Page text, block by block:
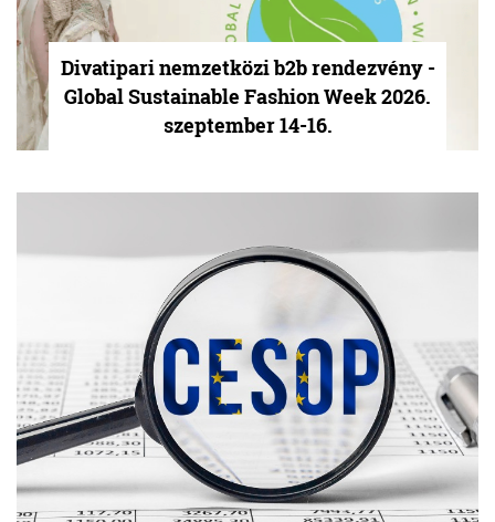
Divatipari nemzetközi b2b rendezvény -
Global Sustainable Fashion Week 2026.
szeptember 14-16.